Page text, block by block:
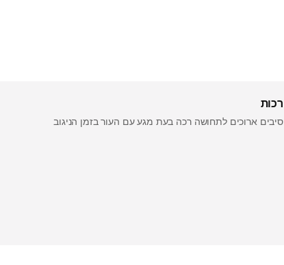
רכות
סיבים ארוכים לתחושה רכה בעת מגע עם העור בזמן הניגוב